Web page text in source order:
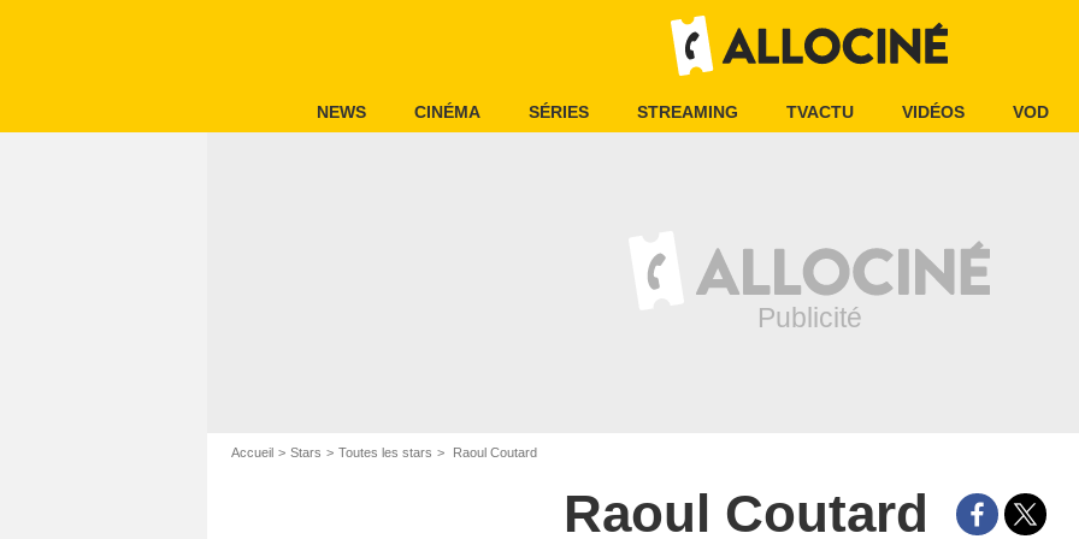
NEWS CINÉMA SÉRIES STREAMING TVACTU VIDÉOS VOD
Accueil Stars Toutes les stars Raoul Coutard
Raoul Coutard